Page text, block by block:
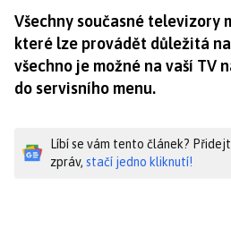
Všechny současné televizory
které lze provádět důležitá
všechno je možné na vaší TV
do servisního menu.
Líbí se vám tento článek?
zpráv, stačí jedno kliknutí!